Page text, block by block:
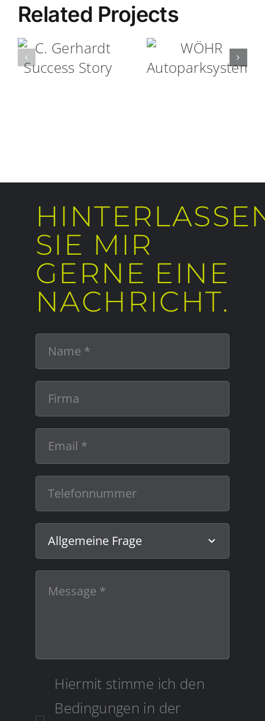
Related Projects
C. Gerhardt
Success
Story
WÖHR
SIE MIR
GERNE EINE
NACHRICHT.
Hiermit stimme ich den
Bedingungen in der